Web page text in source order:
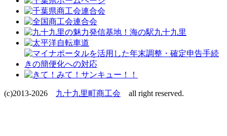
(c)2013-2026 九十九里町商工会 all right reserved.